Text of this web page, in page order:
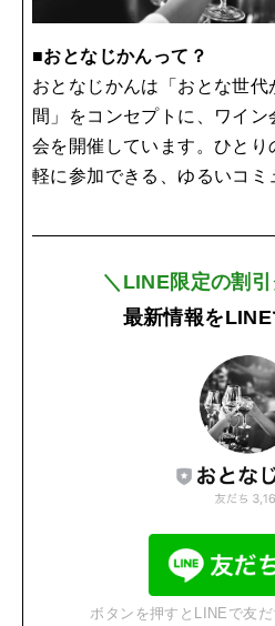
■おとなじかんって？
おとなじかんは「おとな世
間」をコンセプトに、ワイ
会を開催しています。ひと
軽に参加できる、ゆるいコミ
＼LINE限定の割
最新情報を
ボタンを押すとLINEで友だ